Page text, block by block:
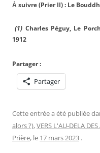
Ȧ suivre (Prier II) : Le
(1) Charles Péguy, Le
1912
Partager :
Partager
Cette entrée a été publiée
alors ?),VERS L'AU-DELA
Prière, le 17 mars 2023 .